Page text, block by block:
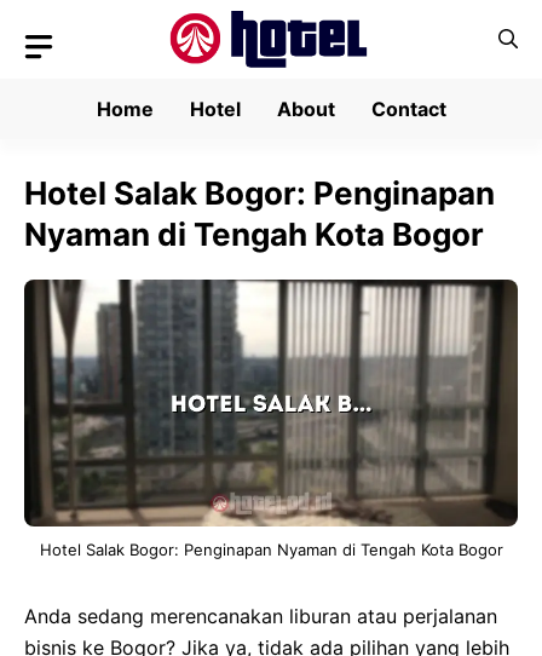
Home
Hotel About Contact
Hotel Salak Bogor: Penginapan
Nyaman di Tengah Kota Bogor
Hotel Salak Bogor: Penginapan Nyaman di Tengah Kota Bogor
Anda sedang merencanakan liburan atau perjalanan
bisnis ke Bogor? Jika ya, tidak ada pilihan yang lebih